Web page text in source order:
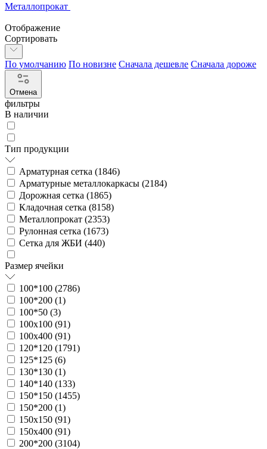
Металлопрокат
Отображение
Сортировать
По умолчанию По новизне Сначала дешевле Сначала дороже
Отмена
фильтры
В наличии
Тип продукции
Арматурная сетка (1846)
Арматурные металлокаркасы (2184)
Дорожная сетка (1865)
Кладочная сетка (8158)
Металлопрокат (2353)
Рулонная сетка (1673)
Сетка для ЖБИ (440)
Размер ячейки
100*100 (2786)
100*200 (1)
100*50 (3)
100х100 (91)
100х400 (91)
120*120 (1791)
125*125 (6)
130*130 (1)
140*140 (133)
150*150 (1455)
150*200 (1)
150х150 (91)
150х400 (91)
200*200 (3104)